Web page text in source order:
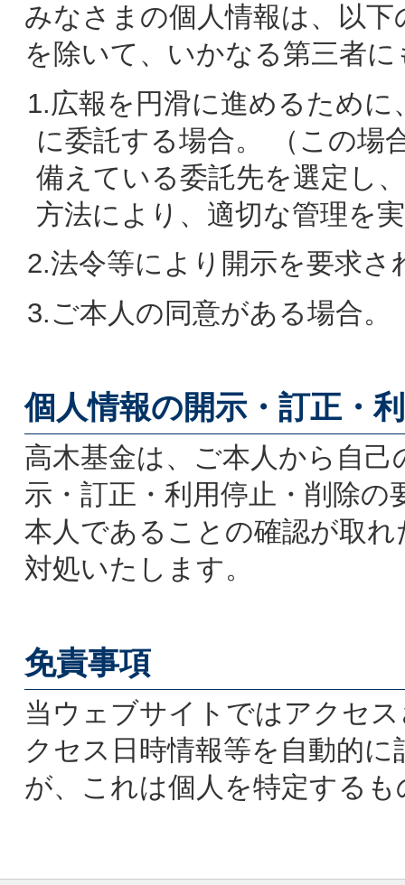
みなさまの個人情報は、以
を除いて、いかなる第三者
1.広報を円滑に進めるため
に委託する場合。 （この場
備えている委託先を選定し
方法により、適切な管理を
2.法令等により開示を要求さ
3.ご本人の同意がある場合。
個人情報の開示・訂正・
高木基金は、ご本人から自
示・訂正・利用停止・削除
本人であることの確認が取
対処いたします。
免責事項
当ウェブサイトではアクセ
クセス日時情報等を自動的
が、これは個人を特定する